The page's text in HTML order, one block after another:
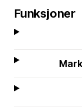
Funksjoner